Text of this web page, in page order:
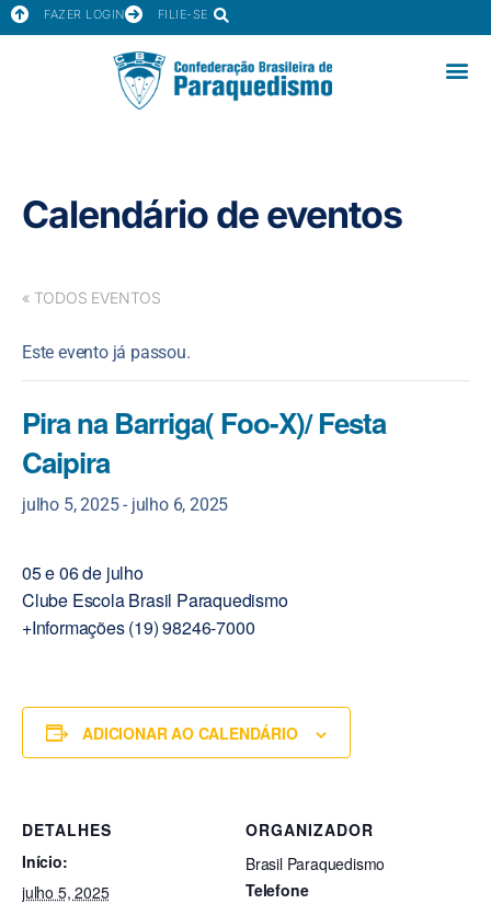
FAZER LOGIN FILIE-SE
Calendário de eventos
« TODOS EVENTOS
Este evento já passou.
Pira na Barriga( Foo-X)/ Festa
Caipira
julho 5, 2025- julho 6, 2025
05 e 06 de julho
Clube Escola Brasil Paraquedismo
+Informações (19) 98246-7000
ADICIONAR AO CALENDÁRIO
DETALHES
Início:
julho 5, 2025
ORGANIZADOR
Brasil Paraquedismo
Telefone